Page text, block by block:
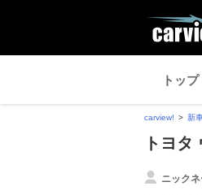
トップ
carview! 新
トヨ
ニック